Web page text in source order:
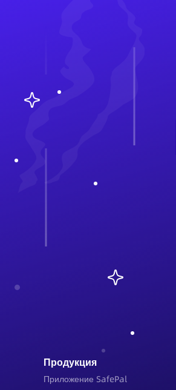
Продукция
Приложение SafePal